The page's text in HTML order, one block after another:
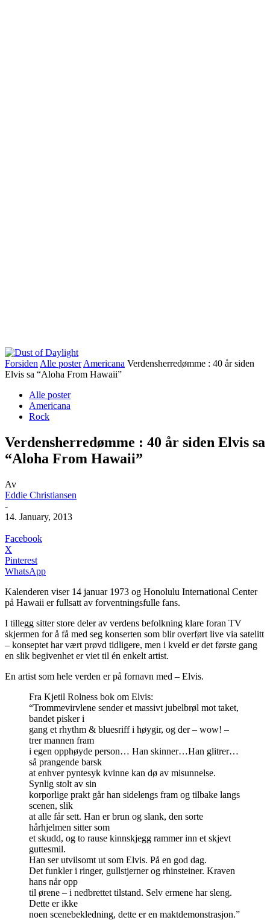
Forsiden Alle poster Americana Verdensherredømme : 40 år siden
Elvis sa “Aloha From Hawaii”
Alle poster
Americana
Rock
Verdensherredømme : 40 år siden Elvis sa
“Aloha From Hawaii”
Av
Eddie Christiansen
-
14. January, 2013
Facebook
X
Pinterest
WhatsApp
Kalenderen viser 14 januar 1973 og Honolulu International Center
på Hawaii er fullsatt av forventningsfulle fans.
I tillegg sitter store deler av verdens befolkning klare foran TV
skjermen for å få med seg konserten som blir overført live via satelitt
– konseptet har vært prøvd tidligere, men i kveld er det første gang
en slik begivenhet er viet til én enkelt artist.
En artist som hele verden er på fornavn med – Elvis.
Fra Kjetil Rolness bok om Elvis:
“Trommevirvlene sender et massivt jubelbrøl mot taket,
bandet pisker i
gang et rhythm & bluesriff i høygir, og der – wow! –
trer mannen fram
i egen opphøyde person… Han skinner…Han glitrer…
så prangende barsk
at enhver pyntesyk kvinne kan dø av misunnelse.
Synlig stolt av sin
korporlige prakt går han sidelengs fram og tilbake langs
scenen, slik
at alle får sett. Han er brun og slank, den sorte
hårhjelmen sitter som
et skudd, og to rause kinnskjegg rammer inn et skjevt
guttesmil.
Han ser utvilsomt ut som Elvis. På en god dag.
Det funkler i ringer, gullstjerner og rhinsteiner. Kraven
hans når opp
til ørene – i nedbrettet tilstand. Selv ermene har sleng.
Dette er ikke
noen scenebekledning, dette er en maktdemonstrasjon.”